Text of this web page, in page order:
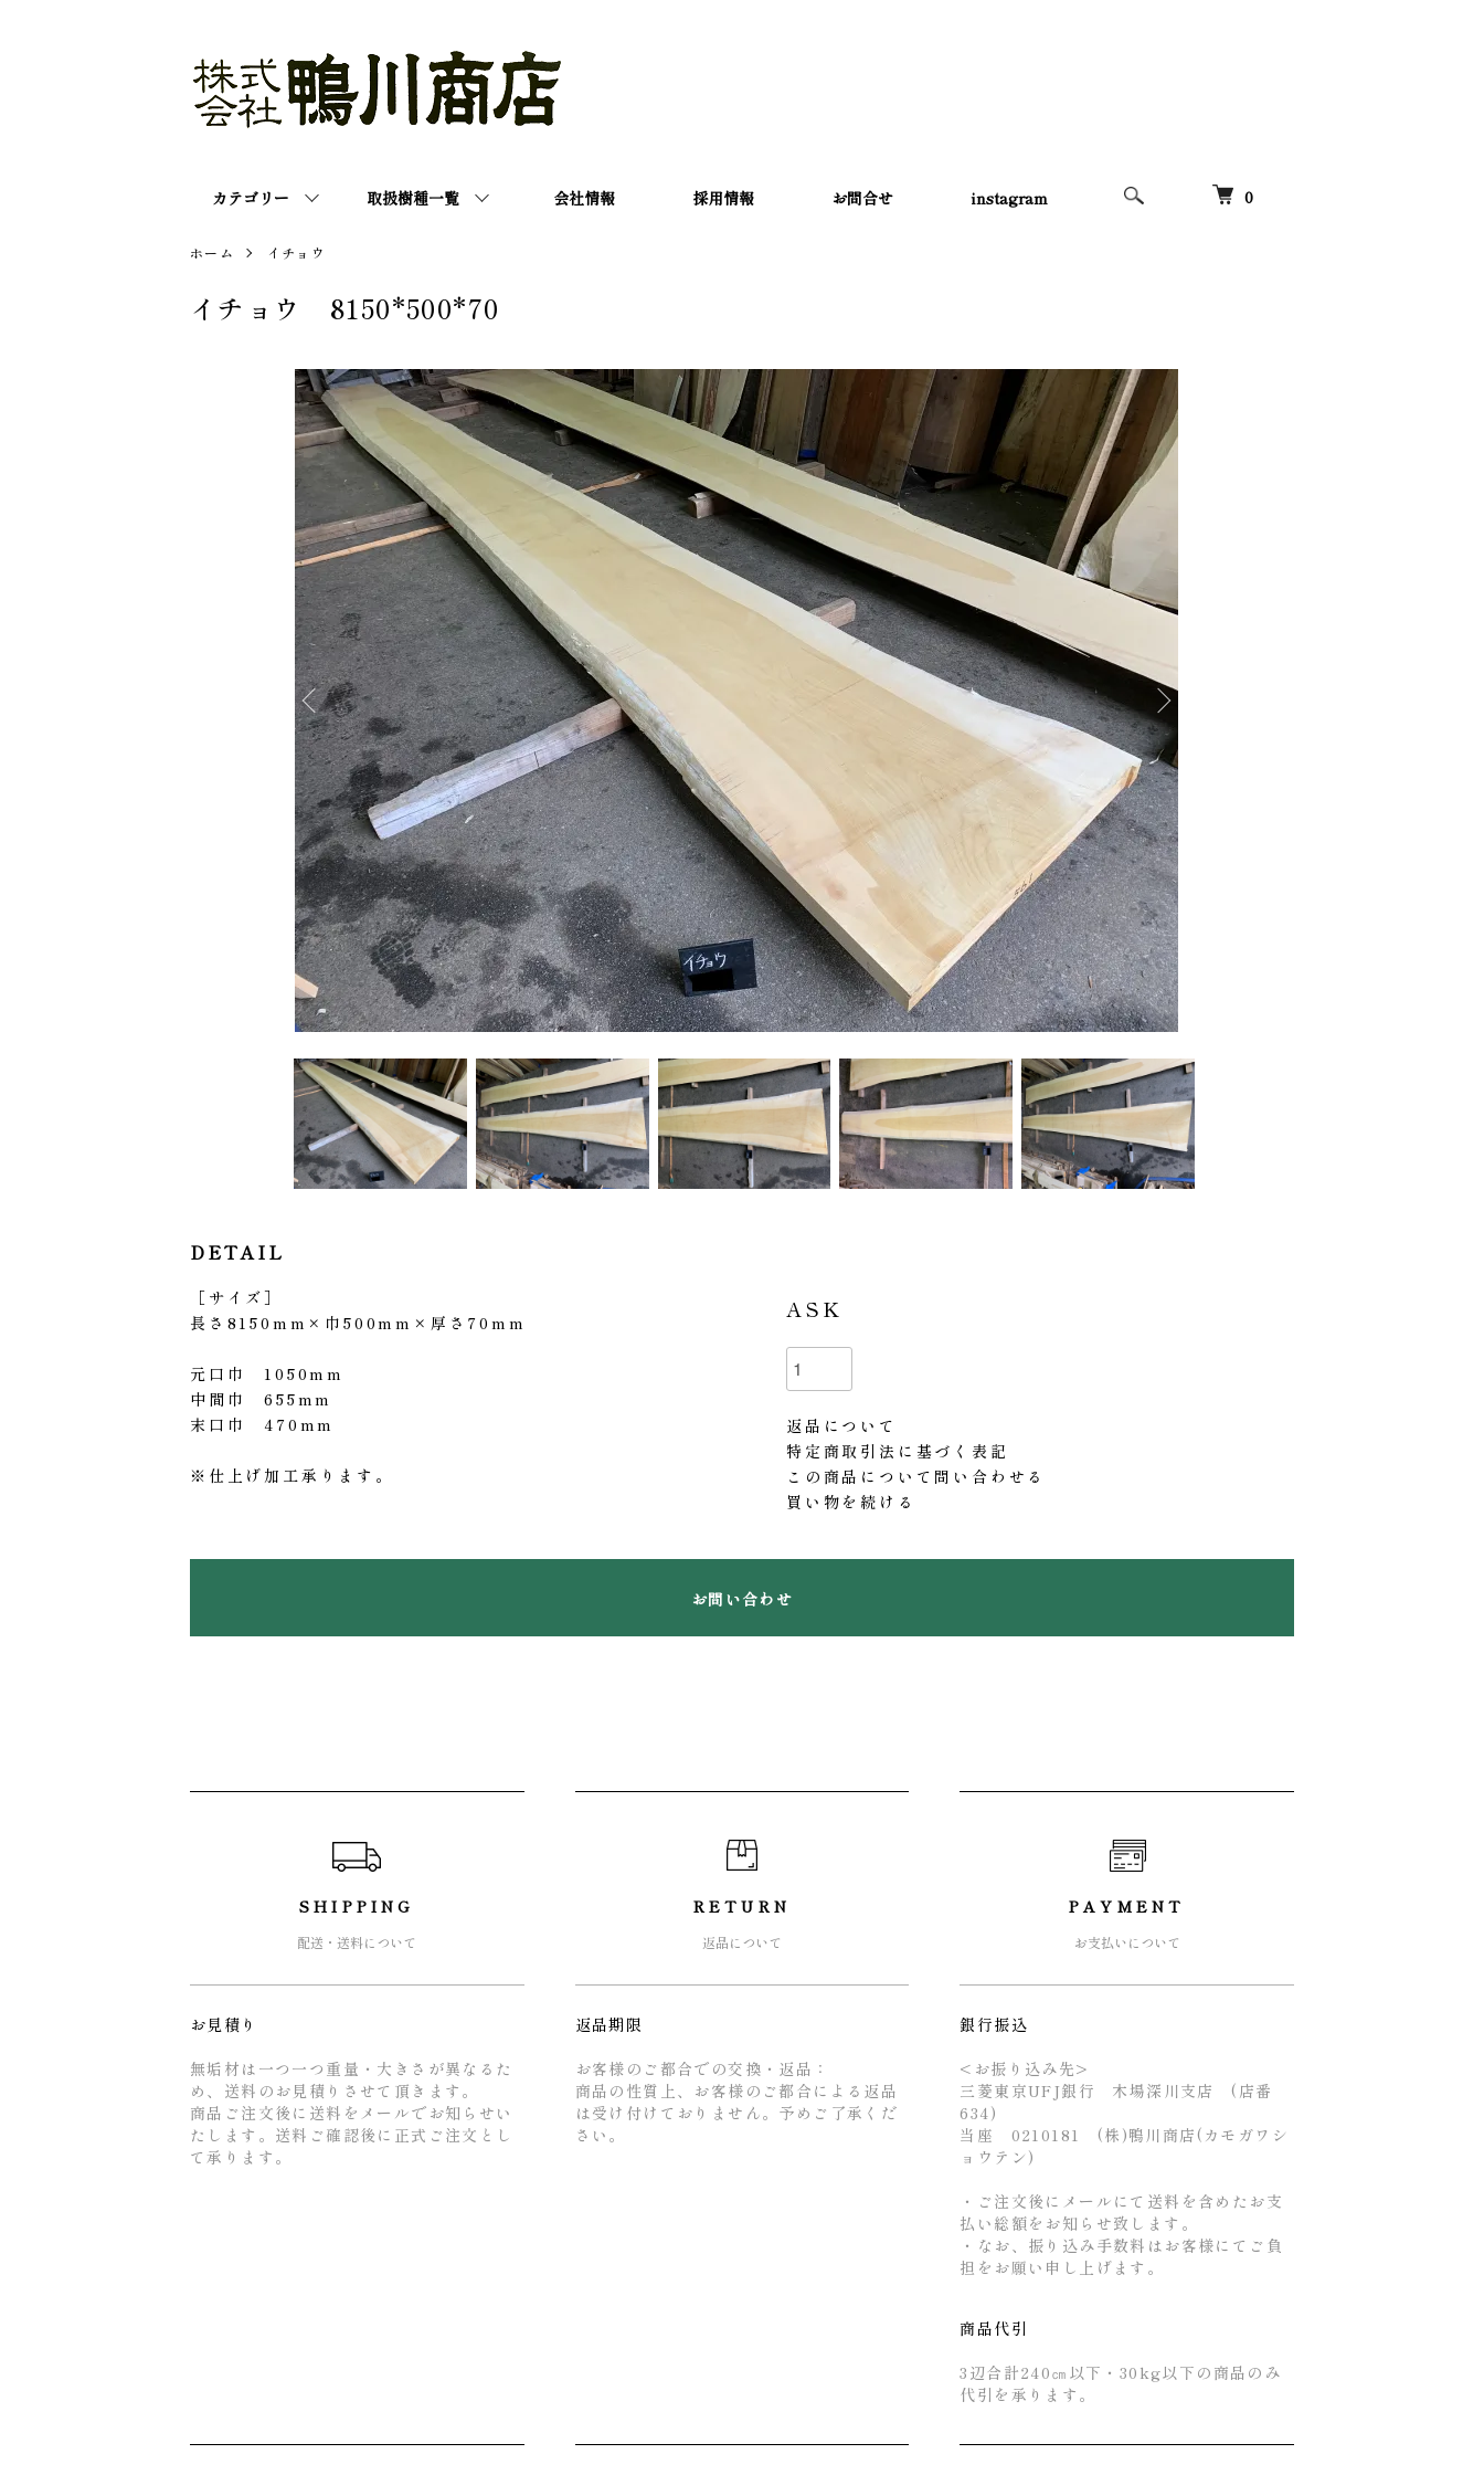
0
カテゴリー 取扱樹種一覧 会社情報 採用情報 お問合せ instagram
ホーム イチョウ
イチョウ 8150*500*70
DETAIL
［サイズ］
長さ8150mm×巾500mm×厚さ70mm
元口巾 1050mm
中間巾 655mm
末口巾 470mm
※仕上げ加工承ります。
ASK
返品について
特定商取引法に基づく表記
この商品について問い合わせる
買い物を続ける
お問い合わせ
SHIPPING
配送・送料について
お見積り
無垢材は一つ一つ重量・大きさが異なるた
め、送料のお見積りさせて頂きます。
商品ご注文後に送料をメールでお知らせい
たします。送料ご確認後に正式ご注文とし
て承ります。
RETURN
返品について
返品期限
お客様のご都合での交換・返品：
商品の性質上、お客様のご都合による返品
は受け付けておりません。予めご了承くだ
さい。
PAYMENT
お支払いについて
銀行振込
<お振り込み先>
三菱東京UFJ銀行 木場深川支店 (店番
634)
当座 0210181 (株)鴨川商店(カモガワシ
ョウテン)
・ご注文後にメールにて送料を含めたお支
払い総額をお知らせ致します。
・なお、振り込み手数料はお客様にてご負
担をお願い申し上げます。
商品代引
3辺合計240㎝以下・30kg以下の商品のみ
代引を承ります。